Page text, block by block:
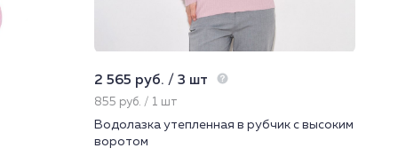
2 565 руб. / 3 шт
855 руб. / 1 шт
Водолазка утепленная в рубчик с высоким
воротом